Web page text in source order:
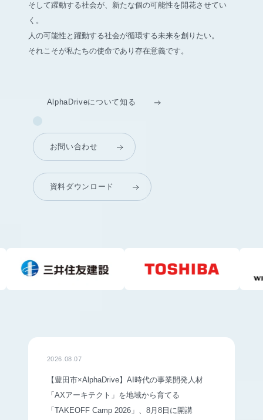
そして躍動する社会が、新たな個の可能性を開花させてい
く。
人の可能性と躍動する社会が循環する未来を創りたい。
それこそが私たちの使命であり存在意義です。
AlphaDriveについて知る
お問い合わせ
資料ダウンロード
2026.08.07
【豊田市×AlphaDrive】AI時代の事業開発人材
「AXアーキテクト」を地域から育てる
「TAKEOFF Camp 2026」、8月8日に開講